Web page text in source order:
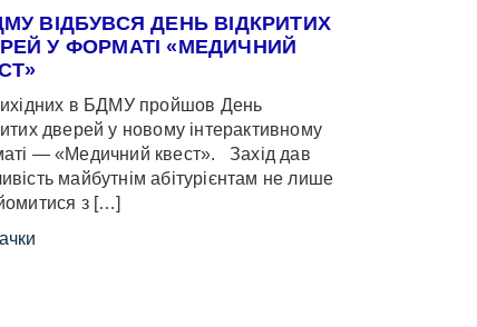
ВІДБУВСЯ ДЕНЬ ВІДКРИТИХ
У ФОРМАТІ «МЕДИЧНИЙ
в БДМУ пройшов День
дверей у новому інтерактивному
— «Медичний квест». Захід дав
майбутнім абітурієнтам не лише
з […]